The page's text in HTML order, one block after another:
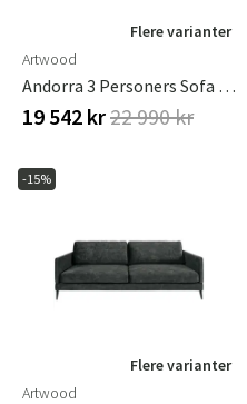
Flere varianter
Artwood
Andorra 3 Personers Sofa Hailey Taupe
19 542 kr22 990 kr
-15%
Flere varianter
Artwood